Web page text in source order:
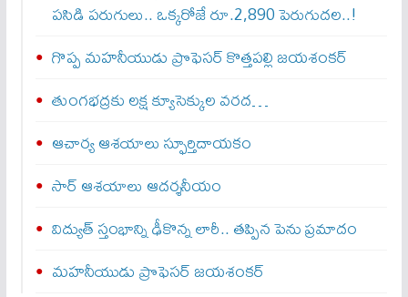
పసిడి పరుగులు.. ఒక్కరోజే రూ.2,890 పెరుగుద‌ల‌..!
గొప్ప మహనీయుడు ప్రొఫెసర్ కొత్తపల్లి జయశంకర్
తుంగభద్రకు లక్ష క్యూసెక్కుల వరద…
ఆచార్య ఆశయాలు స్ఫూర్తిదాయకం
సార్ ఆశయాలు ఆదర్శనీయం
విద్యుత్ స్తంభాన్ని ఢీకొన్న లారీ.. తప్పిన పెను ప్రమాదం
మహనీయుడు ప్రొఫెసర్ జయశంకర్